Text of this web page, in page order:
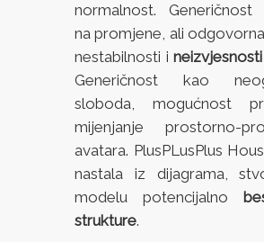
normalnost. Generičnost
na promjene, ali
nestabilnosti i
Generičnost kao
sloboda, mogućnost
mijenjanje prostorno-
avatara. PlusPLusPlus
nastala iz dijagrama,
modelu potencijalno
strukture.